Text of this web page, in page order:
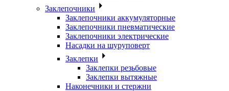
Заклепочники
Заклепочники аккумуляторные
Заклепочники пневматические
Заклепочники электрические
Насадки на шуруповерт
Заклепки
Заклепки резьбовые
Заклепки вытяжные
Наконечники и стержни